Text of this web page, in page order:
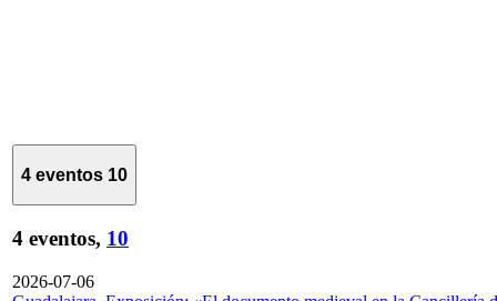
4 eventos 10
4 eventos, 10
2026-07-06